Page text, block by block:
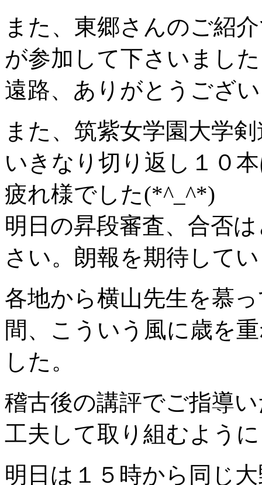
また、東郷さんのご紹
が参加して下さいまし
遠路、ありがとうござ
また、筑紫女学園大学
いきなり切り返し１０
疲れ様でした(*^_^*)
明日の昇段審査、合否
さい。朗報を期待して
各地から横山先生を慕
間、こういう風に歳を
した。
稽古後の講評でご指導
工夫して取り組むよう
明日は１５時から同じ